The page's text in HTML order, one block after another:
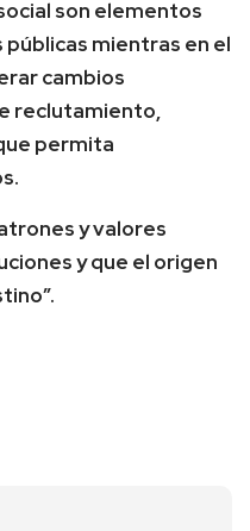
son elementos
mientras en el
cambios
reclutamiento,
permita
y valores
y que el origen